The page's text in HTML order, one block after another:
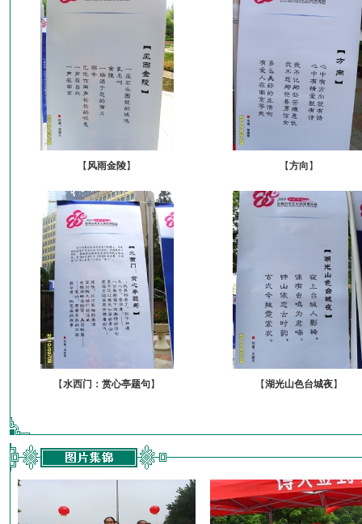
【 风雨金陵】 【方向 】
【水西门：赏心亭题句】 【湖光山色台城夜】